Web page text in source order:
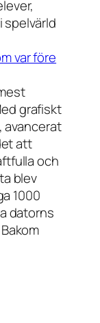
spelvärld
var före
grafiskt
att
och
blev
1000
datorns